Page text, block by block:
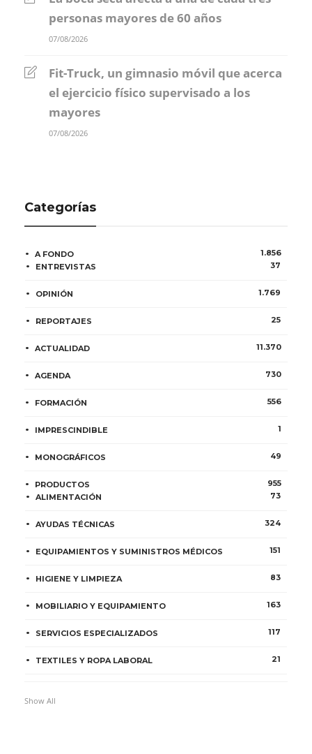
personas mayores de 60 años
07/08/2026
Fit-Truck, un gimnasio móvil que acerca
el ejercicio físico supervisado a los
mayores
07/08/2026
Categorías
A FONDO
1.856
ENTREVISTAS
37
OPINIÓN 1.769
REPORTAJES 25
ACTUALIDAD 11.370
AGENDA 730
FORMACIÓN 556
IMPRESCINDIBLE 1
MONOGRÁFICOS 49
PRODUCTOS
955
ALIMENTACIÓN
73
AYUDAS TÉCNICAS 324
EQUIPAMIENTOS Y SUMINISTROS MÉDICOS 151
HIGIENE Y LIMPIEZA 83
MOBILIARIO Y EQUIPAMIENTO 163
SERVICIOS ESPECIALIZADOS 117
TEXTILES Y ROPA LABORAL 21
Show All